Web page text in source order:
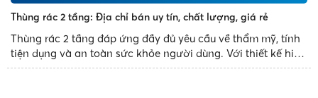
Thùng rác 2 tầng: Địa chỉ bán uy tín, chất lượng, giá rẻ
Thùng rác 2 tầng đáp ứng đầy đủ yêu cầu về thẩm mỹ, tính
tiện dụng và an toàn sức khỏe người dùng. Với thiết kế hiện
đại – phong cách Hàn quốc, thùng rác 2 tầng trở thành vật